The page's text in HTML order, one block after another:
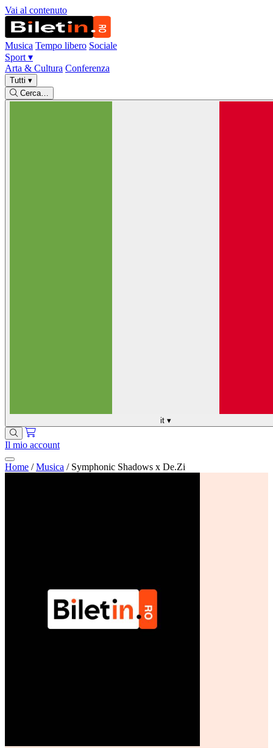
Vai al contenuto
Musica Tempo libero Sociale
Sport ▾
Arta & Cultura Conferenza
Tutti ▾
Cerca…
it ▾
Il mio account
Home / Musica / Symphonic Shadows x De.Zi